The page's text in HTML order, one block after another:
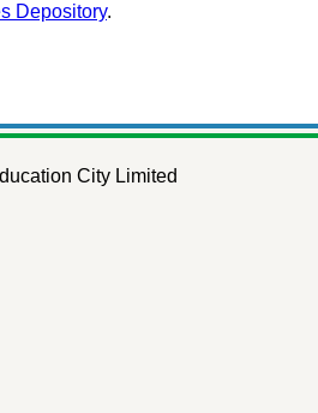
Depository.
City Limited